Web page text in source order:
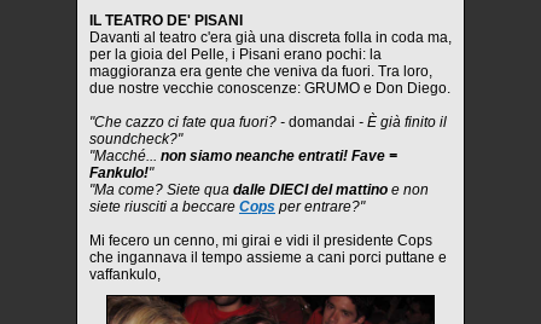
IL TEATRO DE' PISANI
Davanti al teatro c'era già una discreta folla in coda ma,
per la gioia del Pelle, i Pisani erano pochi: la
maggioranza era gente che veniva da fuori. Tra loro,
due nostre vecchie conoscenze: GRUMO e Don Diego.
"Che cazzo ci fate qua fuori? - domandai - È già finito il
soundcheck?"
"Macché... non siamo neanche entrati! Fave =
Fankulo!"
"Ma come? Siete qua dalle DIECI del mattino e non
siete riusciti a beccare Cops per entrare?"
Mi fecero un cenno, mi girai e vidi il presidente Cops
che ingannava il tempo assieme a cani porci puttane e
vaffankulo,